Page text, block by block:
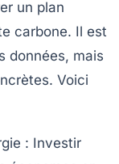
un plan
carbone. Il est
données, mais
Voici
: Investir